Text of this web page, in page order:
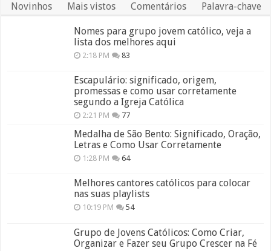
Novinhos Mais vistos Comentários Palavra-chave
Nomes para grupo jovem católico, veja a
lista dos melhores aqui
2:18 PM 83
Escapulário: significado, origem,
promessas e como usar corretamente
segundo a Igreja Católica
2:21 PM 77
Medalha de São Bento: Significado, Oração,
Letras e Como Usar Corretamente
1:28 PM 64
Melhores cantores católicos para colocar
nas suas playlists
10:19 PM 54
Grupo de Jovens Católicos: Como Criar,
Organizar e Fazer seu Grupo Crescer na Fé